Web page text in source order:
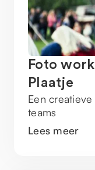
Foto
Plaatje
Een
teams
Lees meer